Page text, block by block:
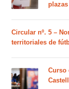
Circular nº. 5 –
territoriales de
Curso